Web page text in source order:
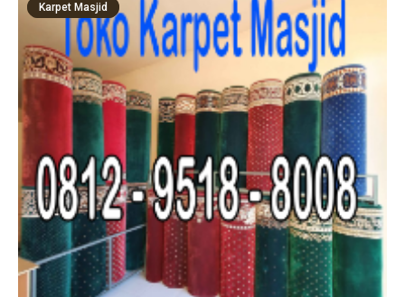
Karpet Masjid